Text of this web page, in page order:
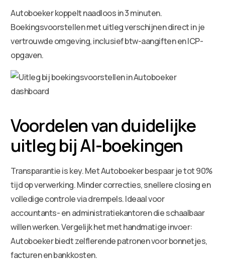
Autoboeker koppelt naadloos in 3 minuten.
Boekingsvoorstellen met uitleg verschijnen direct in je
vertrouwde omgeving, inclusief btw-aangiften en ICP-
opgaven.
Voordelen van duidelijke
uitleg bij AI-boekingen
Transparantie is key. Met Autoboeker bespaar je tot 90%
tijd op verwerking. Minder correcties, snellere closing en
volledige controle via drempels. Ideaal voor
accountants- en administratiekantoren die schaalbaar
willen werken. Vergelijk het met handmatige invoer:
Autoboeker biedt zelflerende patronen voor bonnetjes,
facturen en bankkosten.